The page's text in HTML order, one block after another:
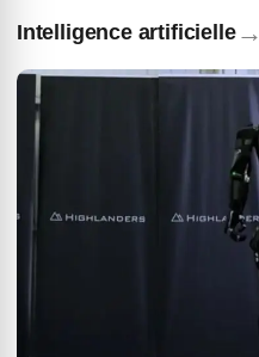
Intelligence artificielle→